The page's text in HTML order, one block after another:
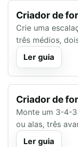
Criador de
Crie uma
três médios,
Ler guia
Criador de
Monte um 3-4-
ou alas, três
Ler guia